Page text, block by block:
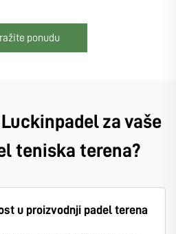
ponudu
za vaše
teniska terena?
u proizvodnji padel terena